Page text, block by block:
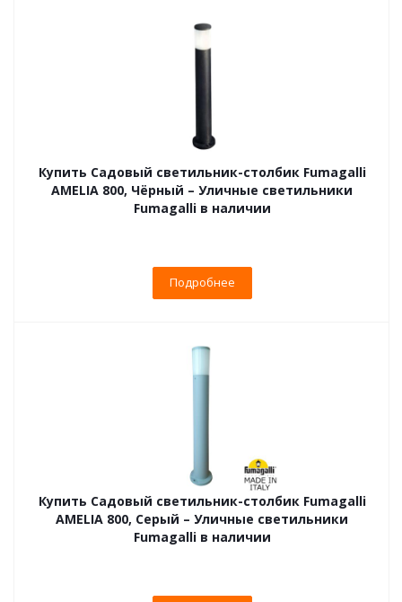
Купить Садовый светильник-столбик Fumagalli
AMELIA 800, Чёрный – Уличные светильники
Fumagalli в наличии
Подробнее
Купить Садовый светильник-столбик Fumagalli
AMELIA 800, Серый – Уличные светильники
Fumagalli в наличии